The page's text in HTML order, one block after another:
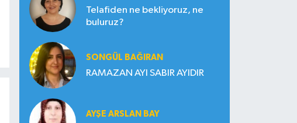
Telafiden ne bekliyoruz, ne
buluruz?
SONGÜL BAĞIRAN
RAMAZAN AYI SABIR AYIDIR
AYŞE ARSLAN BAY